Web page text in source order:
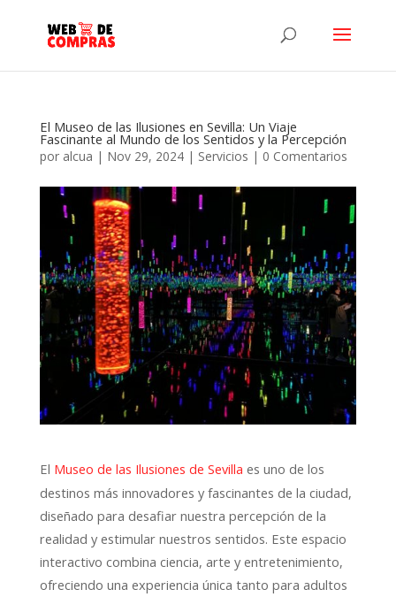
El Museo de las Ilusiones en Sevilla: Un Viaje
Fascinante al Mundo de los Sentidos y la Percepción
por alcua | Nov 29, 2024| Servicios | 0 Comentarios
El Museo de las Ilusiones de Sevilla es uno de los
destinos más innovadores y fascinantes de la ciudad,
diseñado para desafiar nuestra percepción de la
realidad y estimular nuestros sentidos. Este espacio
interactivo combina ciencia, arte y entretenimiento,
ofreciendo una experiencia única tanto para adultos